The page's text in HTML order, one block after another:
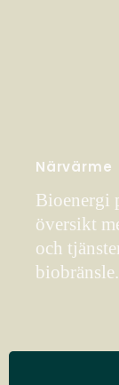
Närvärme
Bioenergi
översikt
och
biobränsle.